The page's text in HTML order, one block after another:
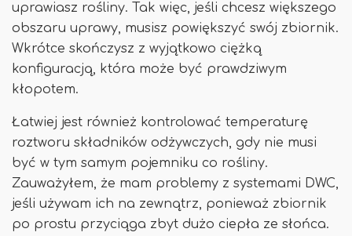
uprawiasz rośliny. Tak więc, jeśli chcesz większego
obszaru uprawy, musisz powiększyć swój zbiornik.
Wkrótce skończysz z wyjątkowo ciężką
konfiguracją, która może być prawdziwym
kłopotem.
Łatwiej jest również kontrolować temperaturę
roztworu składników odżywczych, gdy nie musi
być w tym samym pojemniku co rośliny.
Zauważyłem, że mam problemy z systemami DWC,
jeśli używam ich na zewnątrz, ponieważ zbiornik
po prostu przyciąga zbyt dużo ciepła ze słońca.